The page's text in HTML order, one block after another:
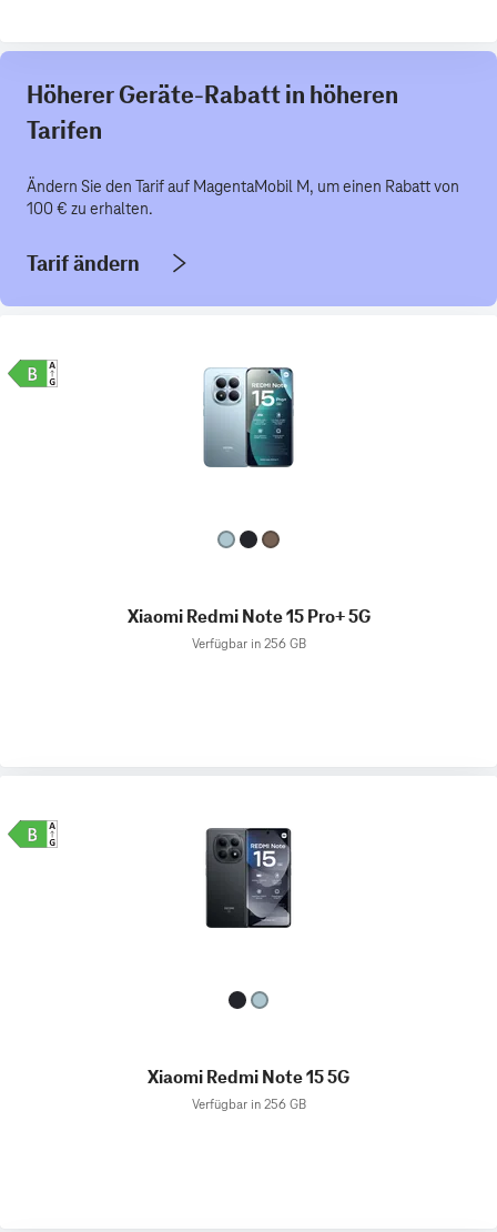
Höherer Geräte-Rabatt in höheren
Tarifen
Ändern Sie den Tarif auf MagentaMobil M, um einen Rabatt von
100 € zu erhalten.
Tarif ändern
Xiaomi Redmi Note 15 Pro+ 5G
Verfügbar in 256 GB
Xiaomi Redmi Note 15 5G
Verfügbar in 256 GB